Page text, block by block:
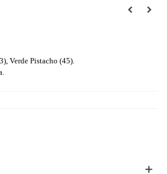
Verde Pistacho (45).